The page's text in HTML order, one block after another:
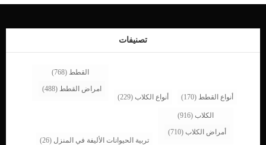
تصنيفات
أنواع القطط (170) أنواع الكلاب (229)
القطط (768)
امراض القطط (488)
الكلاب (916)
أمراض الكلاب (710)
تربية الحيوانات الأليفة في المنزل (26)